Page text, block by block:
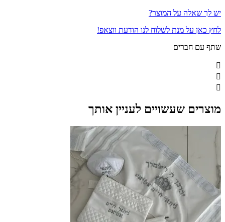
יש לך שאלה על המוצר?
לחץ כאן על מנת לשלוח לנו הודעת ווצאפ!
שתף עם חברים
מוצרים שעשויים לעניין אותך